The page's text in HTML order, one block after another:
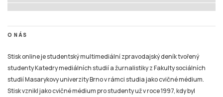
O NÁS
Stisk online je studentský multimediální zpravodajský deník tvořený
studenty Katedry mediálních studií a žurnalistiky z Fakulty sociálních
studií Masarykovy univerzity Brno v rámci studia jako cvičné médium.
Stisk vznikl jako cvičné médium pro studenty už v roce 1997, kdy byl